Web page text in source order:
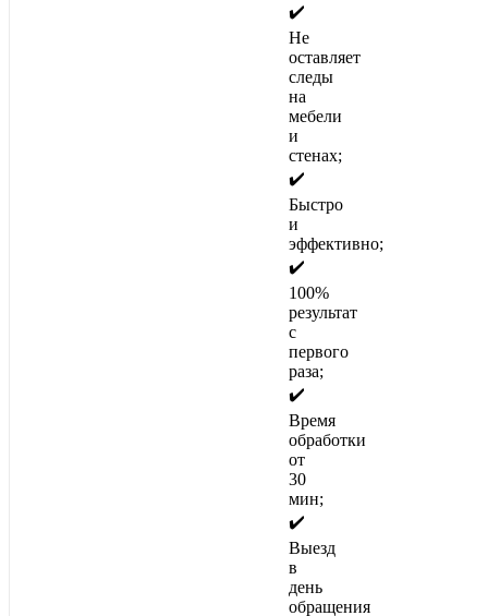
✔️
Не
оставляет
следы
на
мебели
и
стенах;
✔️
Быстро
и
эффективно;
✔️
100%
результат
с
первого
раза;
✔️
Время
обработки
от
30
мин;
✔️
Выезд
в
день
обращения